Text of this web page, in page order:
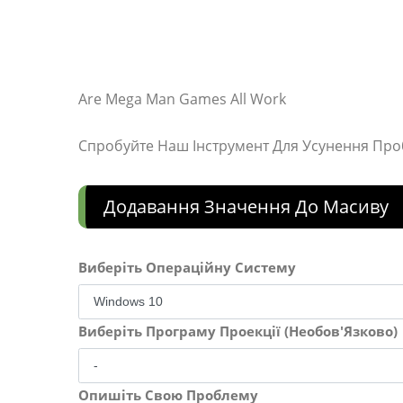
Are Mega Man Games All Work
Спробуйте Наш Інструмент Для Усунення
Додавання Значення До Масиву
Виберіть Операційну Систему
Виберіть Програму Проекції (Необов'Язково)
Опишіть Свою Проблему